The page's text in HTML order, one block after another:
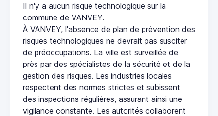
Il n'y a aucun risque technologique sur la
commune de VANVEY.
À VANVEY, l'absence de plan de prévention des
risques technologiques ne devrait pas susciter
de préoccupations. La ville est surveillée de
près par des spécialistes de la sécurité et de la
gestion des risques. Les industries locales
respectent des normes strictes et subissent
des inspections régulières, assurant ainsi une
vigilance constante. Les autorités collaborent